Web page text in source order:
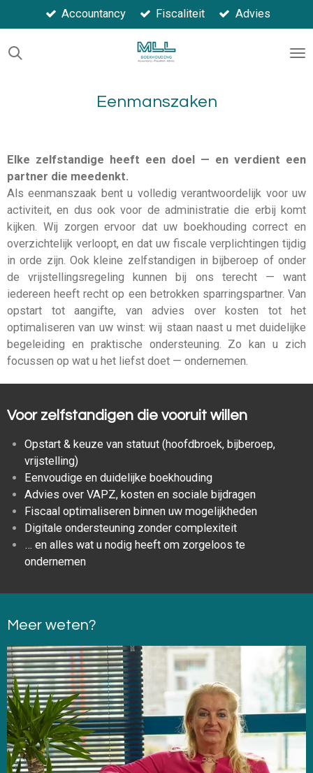
direct
naar
Accountancy Fiscaliteit Advies
Eenmanszaken
Elke zelfstandige heeft een doel — en verdient een
partner die meedenkt.
Als eenmanszaak bent u volledig verantwoordelijk voor uw
activiteit, en dus ook voor de administratie die erbij komt
kijken. Wij zorgen ervoor dat uw boekhouding correct en
overzichtelijk verloopt, en dat uw fiscale verplichtingen tijdig
in orde zijn. Ook kleine zelfstandigen in bijberoep of onder
de vrijstellingsregeling kunnen bij ons terecht — want
iedereen heeft recht op een betrokken sparringspartner. Van
opstart tot aangifte, van advies over kosten tot het
optimaliseren van uw winst: wij staan naast u met duidelijke
begeleiding en praktische ondersteuning. Zo kan u zich
focussen op wat u het liefst doet — ondernemen.
Voor zelfstandigen die vooruit willen
Opstart & keuze van statuut (hoofdbroek, bijberoep,
vrijstelling)
Eenvoudige en duidelijke boekhouding
Advies over VAPZ, kosten en sociale bijdragen
Fiscaal optimaliseren binnen uw mogelijkheden
Digitale ondersteuning zonder complexiteit
… en alles wat u nodig heeft om zorgeloos te
ondernemen
Meer weten?